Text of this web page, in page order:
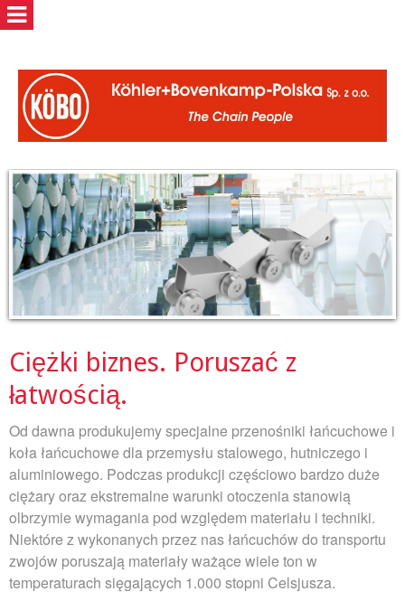
Ciężki biznes. Poruszać z
łatwością.
Od dawna produkujemy specjalne przenośniki łańcuchowe i
koła łańcuchowe dla przemysłu stalowego, hutniczego i
aluminiowego. Podczas produkcji częściowo bardzo duże
ciężary oraz ekstremalne warunki otoczenia stanowią
olbrzymie wymagania pod względem materiału i techniki.
Niektóre z wykonanych przez nas łańcuchów do transportu
zwojów poruszają materiały ważące wiele ton w
temperaturach sięgających 1.000 stopni Celsjusza.